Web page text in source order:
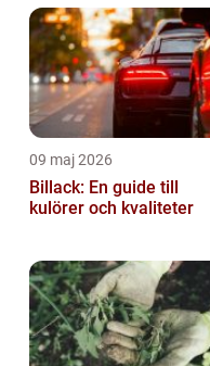
09 maj 2026
Billack: En guide till
kulörer och kvaliteter